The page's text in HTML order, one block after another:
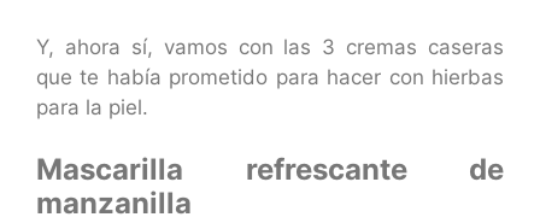
Y, ahora sí, vamos con las 3 cremas caseras
que te había prometido para hacer con hierbas
para la piel.
Mascarilla refrescante de
manzanilla